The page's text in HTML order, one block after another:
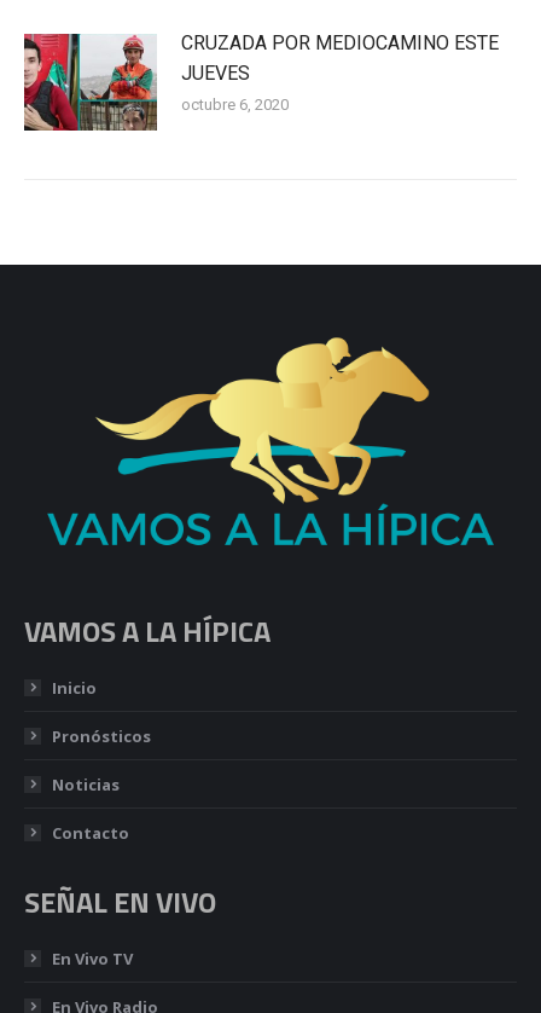
CRUZADA POR MEDIOCAMINO ESTE
JUEVES
octubre 6, 2020
VAMOS A LA HÍPICA
Inicio
Pronósticos
Noticias
Contacto
SEÑAL EN VIVO
En Vivo TV
En Vivo Radio